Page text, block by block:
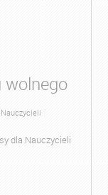
dla Nauczycieli